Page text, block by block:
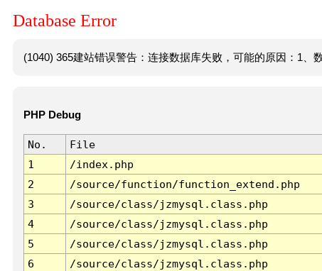
Database Error
(1040) 365建站错误警告：连接数据库失败，可能的原因：1、
PHP Debug
No. File
1
/index.php
2
/source/function/function_extend.php
3
/source/class/jzmysql.class.php
4
/source/class/jzmysql.class.php
5
/source/class/jzmysql.class.php
6
/source/class/jzmysql.class.php